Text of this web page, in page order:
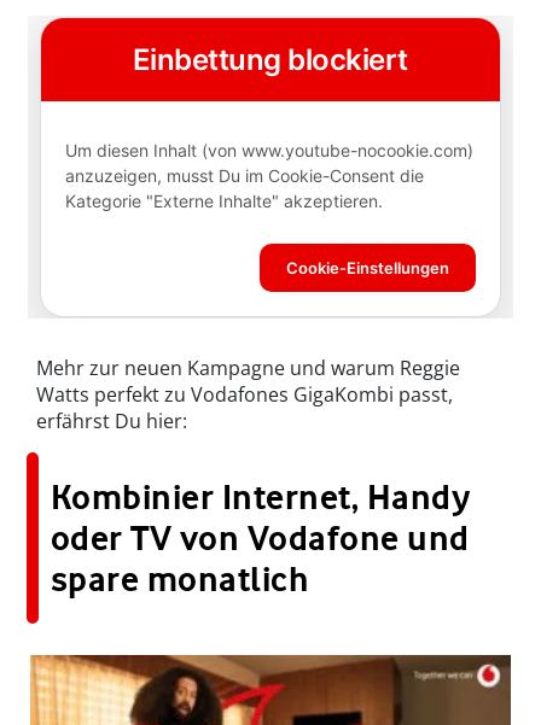
Mehr zur neuen Kampagne und warum Reggie
Watts perfekt zu Vodafones GigaKombi passt,
erfährst Du hier:
Kombinier Internet, Handy
oder TV von Vodafone und
spare monatlich